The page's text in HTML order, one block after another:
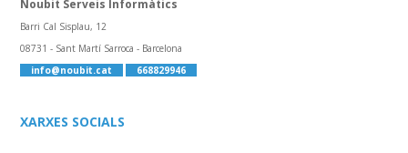
Noubit Serveis Informàtics
Barri Cal Sisplau, 12
08731 - Sant Martí Sarroca - Barcelona
info@noubit.cat
668829946
XARXES SOCIALS